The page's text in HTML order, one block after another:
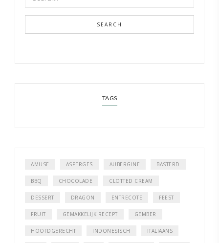
SEARCH
TAGS
AMUSE ASPERGES AUBERGINE BASTERD
BBQ CHOCOLADE CLOTTED CREAM
DESSERT DRAGON ENTRECOTE FEEST
FRUIT GEMAKKELIJK RECEPT GEMBER
HOOFDGERECHT INDONESISCH ITALIAANS